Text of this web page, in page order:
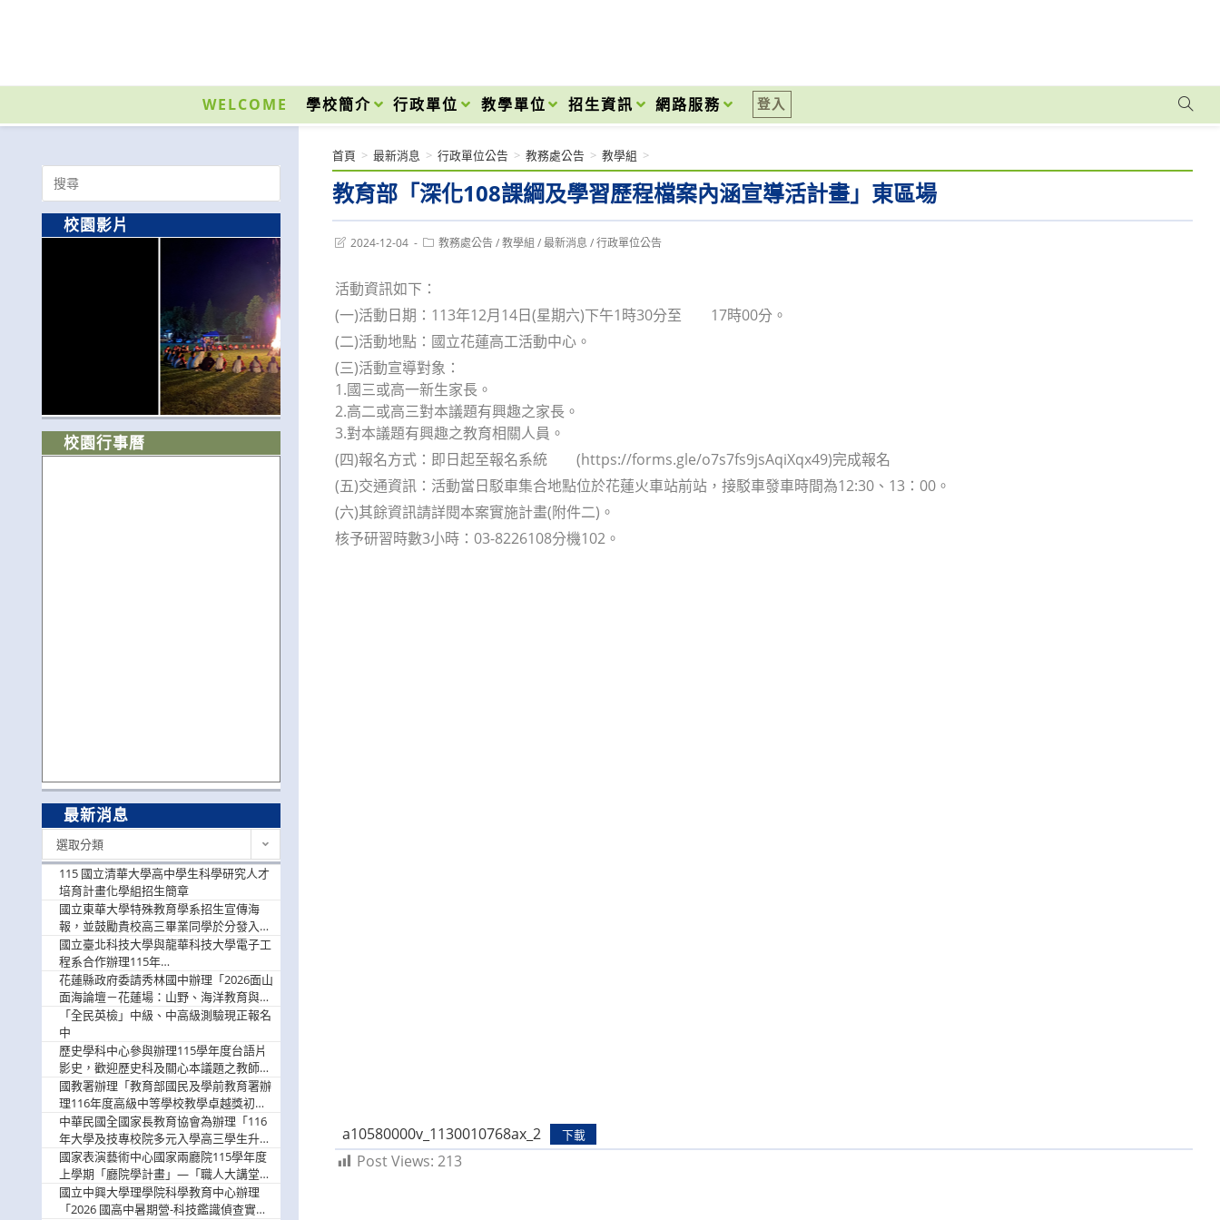
內
WELCOME 學校簡介 行政單位 教學單位 招生資訊 網路服務 登入
教育部「深化108課綱及學習歷程檔案內涵宣導活計畫」東區場
首頁 > 最新消息 > 行政單位公告 > 教務處公告 > 教學組 >
Post2024-12-04
Post教務處公告 / 教學組 / 最新消息 / 行政單位公告
活動資訊如下：
(一)活動日期：113年12月14日(星期六)下午1時30分至 17時00分。
(二)活動地點：國立花蓮高工活動中心。
(三)活動宣導對象：
1.國三或高一新生家長。
2.高二或高三對本議題有興趣之家長。
3.對本議題有興趣之教育相關人員。
(四)報名方式：即日起至報名系統 (https://forms.gle/o7s7fs9jsAqiXqx49)完成報名
(五)交通資訊：活動當日駁車集合地點位於花蓮火車站前站，接駁車發車時間為12:30、13：00。
(六)其餘資訊請詳閱本案實施計畫(附件二)。
核予研習時數3小時：03-8226108分機102。
a10580000v_1130010768ax_2 下載
Post Views: 213
Search
for:
校園影片
校園行事曆
最新消息
選取分類
115 國立清華大學高中學生科學研究人才
培育計畫化學組招生簡章
國立東華大學特殊教育學系招生宣傳海
報，並鼓勵貴校高三畢業同學於分發入學
階段踴躍選填。
國立臺北科技大學與龍華科技大學電子工
程系合作辦理115年
「115.08.10~08.12「AI賦能應用於智慧半
導體研習營」，歡迎學生踴躍報名參加
花蓮縣政府委請秀林國中辦理「2026面山
面海論壇－花蓮場：山野、海洋教育與戶
外安全實務課程」，歡迎踴躍報名參加
「全民英檢」中級、中高級測驗現正報名
中
歷史學科中心參與辦理115學年度台語片
影史，歡迎歷史科及關心本議題之教師踴
躍報名參加
國教署辦理「教育部國民及學前教育署辦
理116年度高級中等學校教學卓越獎初選
實施計畫」，鼓勵教師踴躍報名
中華民國全國家長教育協會為辦理「116
年大學及技專校院多元入學高三學生升學
輔導家長說明會」
國家表演藝術中心國家兩廳院115學年度
上學期「廳院學計畫」—「職人大講堂」
及「一日體驗課程」，鼓勵踴躍報名參
與。
國立中興大學理學院科學教育中心辦理
「2026 國高中暑期營-科技鑑識偵查實戰